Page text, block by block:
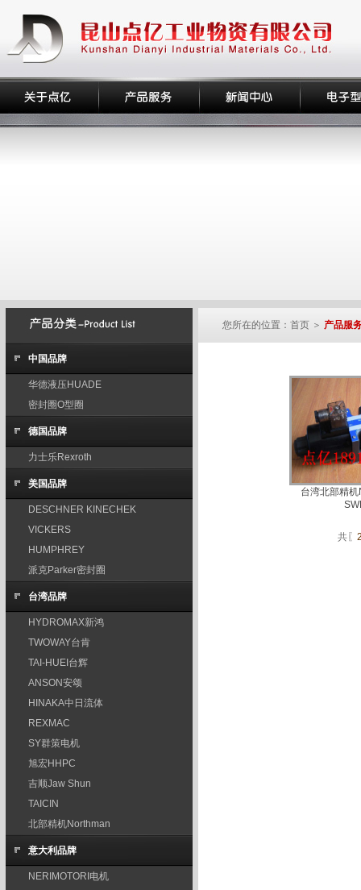
中国品牌
华德液压HUADE
密封圈O型圈
德国品牌
力士乐Rexroth
美国品牌
DESCHNER KINECHEK
VICKERS
HUMPHREY
派克Parker密封圈
台湾品牌
HYDROMAX新鸿
TWOWAY台肯
TAI-HUEI台辉
ANSON安颂
HINAKA中日流体
REXMAC
SY群策电机
旭宏HHPC
吉顺Jaw Shun
TAICIN
北部精机Northman
意大利品牌
NERIMOTORI电机
您所在的位置：首页 ＞ 产品服
台湾北部精
共〖